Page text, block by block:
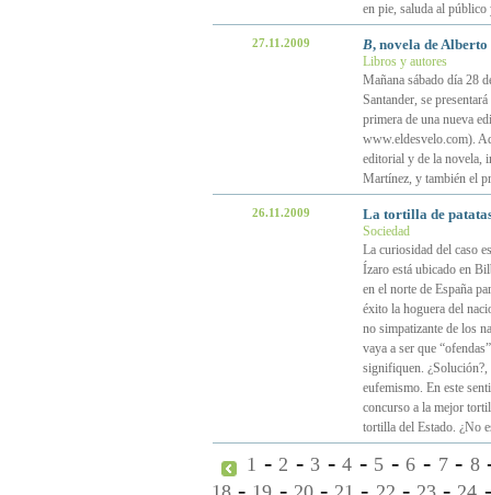
en pie, saluda al público
27.11.2009 B, novela de
Libros y autores
Mañana sábado día 28
Santander, se
primera de una nueva
www.eldesvelo.com).
editorial y de la novela,
Martínez, y también el
26.11.2009 La tortilla de
Sociedad
La curiosidad del caso
Ízaro está ubicado en
en el norte de España
éxito la hoguera del
no simpatizante de los
vaya a ser que
signifiquen. ¿Solución?,
eufemismo. En este
concurso a la mejor
tortilla del Estado. ¿No
1 -2 - 3 -4 - 5 -6 - 7- 8